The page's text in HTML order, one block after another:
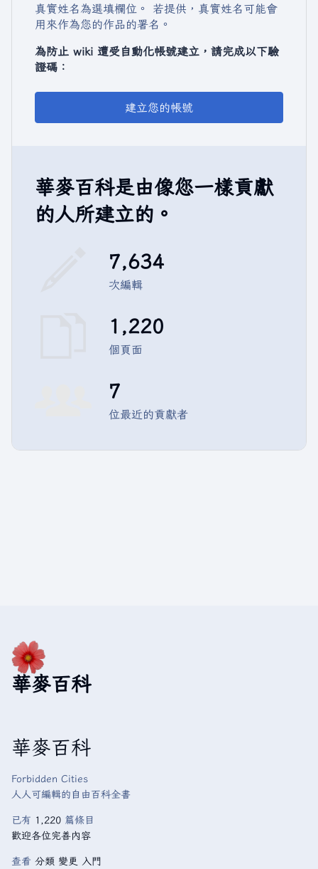
真實姓名為選填欄位。 若提供，真實姓名可能會
用來作為您的作品的署名。
為防止 wiki 遭受自動化帳號建立，請完成以下驗
證碼：
建立您的帳號
華麥百科是由像您一樣貢獻
的人所建立的。
7,634
次編輯
1,220
個頁面
7
位最近的貢獻者
華麥百科
華麥百科
Forbidden Cities
人人可編輯的自由百科全書
已有 1,220 篇條目
歡迎各位完善內容
查看 分類 變更 入門